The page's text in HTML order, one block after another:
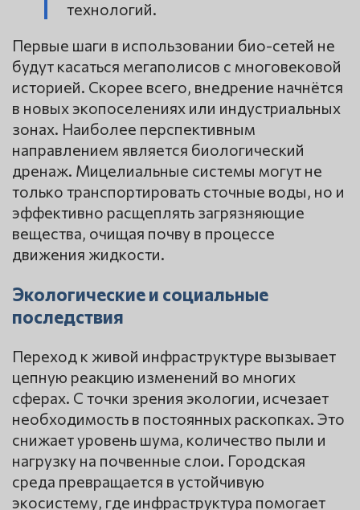
технологий.
Первые шаги в использовании био-сетей не
будут касаться мегаполисов с многовековой
историей. Скорее всего, внедрение начнётся
в новых экопоселениях или индустриальных
зонах. Наиболее перспективным
направлением является биологический
дренаж. Мицелиальные системы могут не
только транспортировать сточные воды, но и
эффективно расщеплять загрязняющие
вещества, очищая почву в процессе
движения жидкости.
Экологические и социальные
последствия
Переход к живой инфраструктуре вызывает
цепную реакцию изменений во многих
сферах. С точки зрения экологии, исчезает
необходимость в постоянных раскопках. Это
снижает уровень шума, количество пыли и
нагрузку на почвенные слои. Городская
среда превращается в устойчивую
экосистему, где инфраструктура помогает